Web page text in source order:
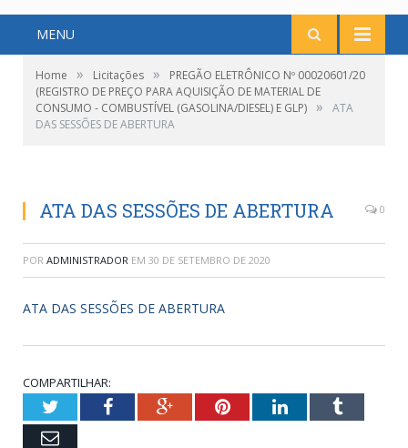
MENU
Home » Licitações »
PREGÃO ELETRÔNICO Nº 00020601/20
(REGISTRO DE PREÇO PARA AQUISIÇÃO DE MATERIAL DE
CONSUMO - COMBUSTÍVEL (GASOLINA/DIESEL) E GLP) »
ATA
DAS SESSÕES DE ABERTURA
ATA DAS SESSÕES DE ABERTURA 0
POR ADMINISTRADOR EM 30 DE SETEMBRO DE 2020
ATA DAS SESSÕES DE ABERTURA
COMPARTILHAR:
TwitterFacebookGoogle+PinterestLinkedInTumblr
Email